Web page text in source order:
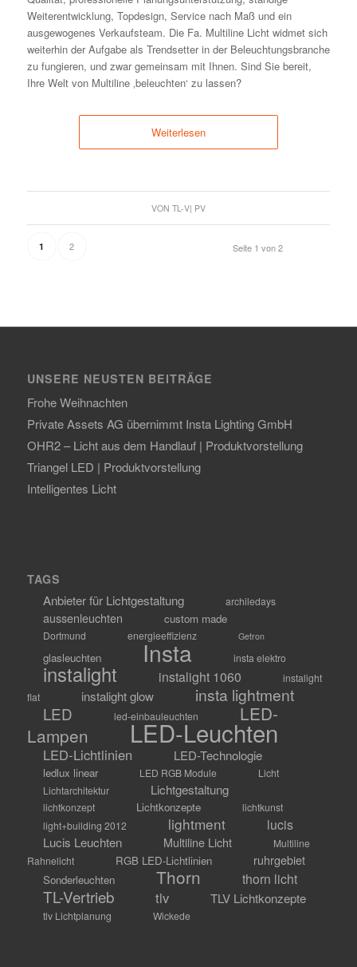
Weiterentwicklung, Topdesign, Service nach Maß und ein
ausgewogenes Verkaufsteam. Die Fa. Multiline Licht widmet sich
weiterhin der Aufgabe als Trendsetter in der Beleuchtungsbranche
zu fungieren, und zwar gemeinsam mit Ihnen. Sind Sie bereit,
Ihre Welt von Multiline ‚beleuchten‘ zu lassen?
Weiterlesen
VON TL-V| PV
Seite 1 von 2
1 2
UNSERE NEUSTEN BEITRÄGE
Frohe Weihnachten
Private Assets AG übernimmt Insta Lighting GmbH
OHR2 – Licht aus dem Handlauf | Produktvorstellung
Triangel LED | Produktvorstellung
Intelligentes Licht
TAGS
Anbieter für Lichtgestaltung archiledays
aussenleuchten custom made
Dortmund energieeffizienz Getron
glasleuchten Insta insta elektro
instalight instalight 1060
instalight
flat
instalight glow
insta lightment
LED
led-einbauleuchten
LED-
Lampen
LED-Leuchten
LED-Lichtlinien LED-Technologie
ledlux linear LED RGB Module
Licht
Lichtarchitektur
Lichtgestaltung
lichtkonzept Lichtkonzepte
lichtkunst
light+building 2012
lightment lucis
Lucis Leuchten Multiline Licht
Multiline
Rahnelicht
RGB LED-Lichtlinien ruhrgebiet
Sonderleuchten Thorn thorn licht
TL-Vertrieb tlv TLV Lichtkonzepte
tlv Lichtplanung Wickede